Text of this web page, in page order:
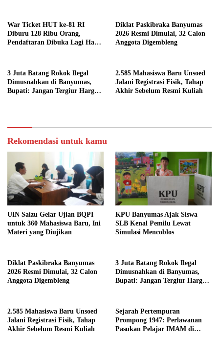
War Ticket HUT ke-81 RI
Diburu 128 Ribu Orang,
Pendaftaran Dibuka Lagi Hari
Diklat Paskibraka Banyumas
2026 Resmi Dimulai, 32 Calon
Anggota Digembleng
3 Juta Batang Rokok Ilegal
Dimusnahkan di Banyumas,
Bupati: Jangan Tergiur Harga
2.585 Mahasiswa Baru Unsoed
Jalani Registrasi Fisik, Tahap
Akhir Sebelum Resmi Kuliah
Rekomendasi untuk kamu
UIN Saizu Gelar Ujian BQPI
untuk 360 Mahasiswa Baru, Ini
Materi yang Diujikan
KPU Banyumas Ajak Siswa
SLB Kenal Pemilu Lewat
Simulasi Mencoblos
Diklat Paskibraka Banyumas
2026 Resmi Dimulai, 32 Calon
Anggota Digembleng
3 Juta Batang Rokok Ilegal
Dimusnahkan di Banyumas,
Bupati: Jangan Tergiur Harga
2.585 Mahasiswa Baru Unsoed
Jalani Registrasi Fisik, Tahap
Akhir Sebelum Resmi Kuliah
Sejarah Pertempuran
Prompong 1947: Perlawanan
Pasukan Pelajar IMAM di